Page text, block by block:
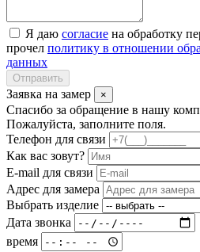
Я даю согласие на обработку
прочел политику в отношении
данных
Отправить
Заявка на замер ×
Спасибо за обращение в нашу
Пожалуйста, заполните поля.
Телефон для связи
Как вас зовут?
E-mail для связи
Адрес для замера
Выбрать изделие
Дата звонка
время